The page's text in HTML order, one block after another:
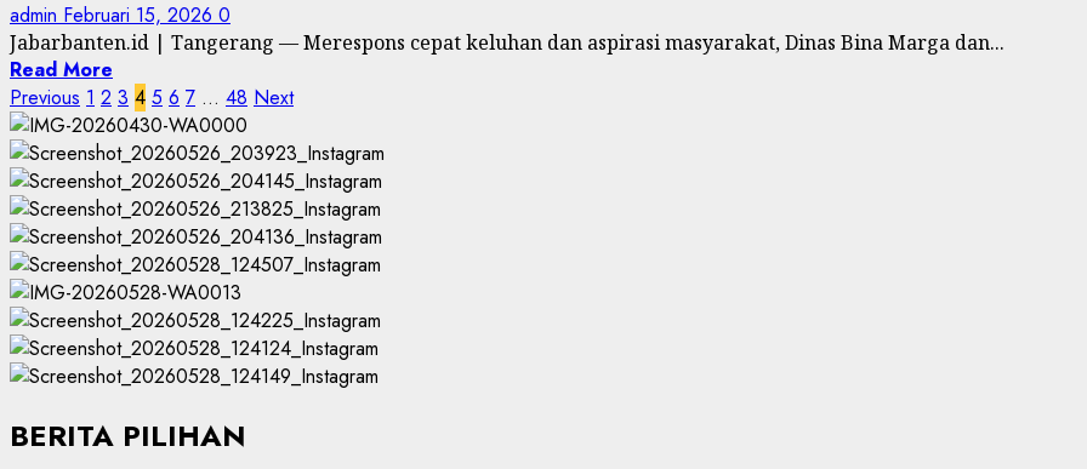
admin Februari 15, 2026 0
Jabarbanten.id | Tangerang — Merespons cepat keluhan dan aspirasi masyarakat, Dinas Bina Marga dan...
Read More
Paginasi
pos
Previous 1 2 3 4 5 6 7 … 48 Next
BERITA PILIHAN